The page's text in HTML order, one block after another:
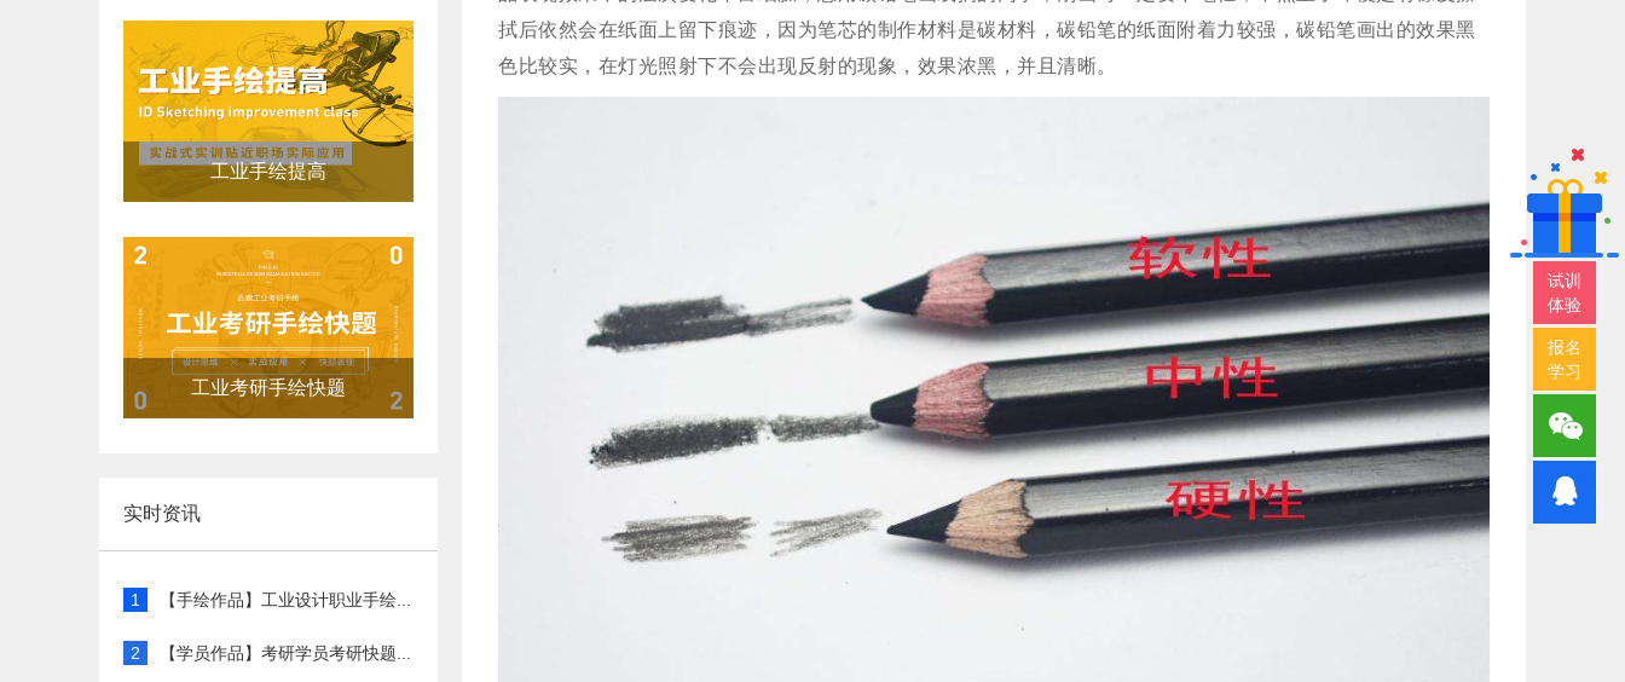
工业手绘提高
工业考研手绘快题
实时资讯
1 【手绘作品】工业设计职业手绘...
2 【学员作品】考研学员考研快题...
拭后依然会在纸面上留下痕迹，因为笔芯的制作材料是碳材料，碳铅笔的纸面附着力较强，碳铅笔画出的效果黑
色比较实，在灯光照射下不会出现反射的现象，效果浓黑，并且清晰。
试训
体验
报名
学习